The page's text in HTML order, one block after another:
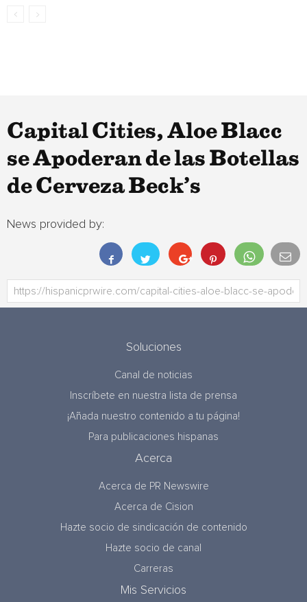
Capital Cities, Aloe Blacc
se Apoderan de las Botellas
de Cerveza Beck’s
News provided by:
Soluciones
Canal de noticias
Inscríbete en nuestra lista de prensa
¡Añada nuestro contenido a tu página!
Para publicaciones hispanas
Acerca
Acerca de PR Newswire
Acerca de Cision
Hazte socio de sindicación de contenido
Hazte socio de canal
Carreras
Mis Servicios